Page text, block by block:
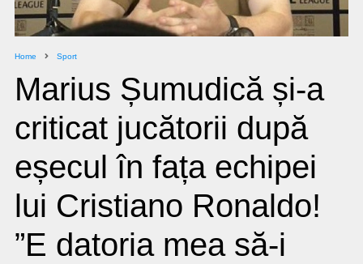
Home Sport
Marius Șumudică și-a
criticat jucătorii după
eșecul în fața echipei
lui Cristiano Ronaldo!
”E datoria mea să-i